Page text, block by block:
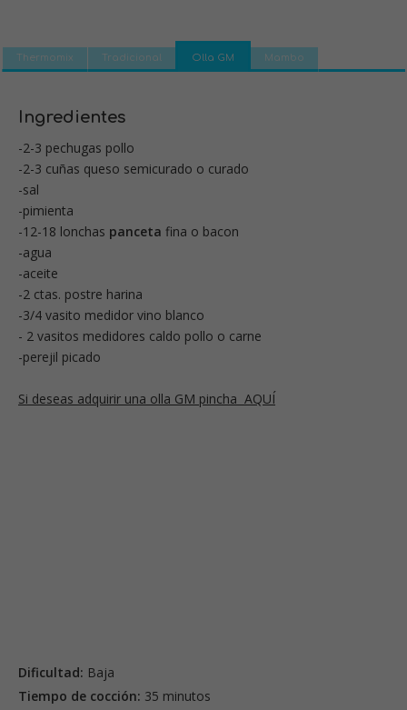
Thermomix Tradicional Olla GM Mambo
Ingredientes
-2-3 pechugas pollo
-2-3 cuñas queso semicurado o curado
-sal
-pimienta
-12-18 lonchas panceta fina o bacon
-agua
-aceite
-2 ctas. postre harina
-3/4 vasito medidor vino blanco
- 2 vasitos medidores caldo pollo o carne
-perejil picado
Si deseas adquirir una olla GM pincha AQUÍ
Dificultad: Baja
Tiempo de cocción: 35 minutos